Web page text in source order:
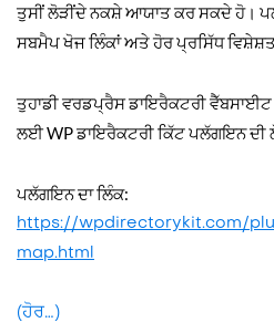
ਤੁਸੀਂ ਲੋੜੀਂਦੇ ਨਕਸ਼ੇ ਆਯਾਤ ਕਰ ਸਕਦੇ ਹੋ।
ਸਬਮੈਪ ਖੋਜ ਲਿੰਕਾਂ ਅਤੇ ਹੋਰ ਪ੍ਰਸਿੱਧ
ਤੁਹਾਡੀ ਵਰਡਪ੍ਰੈਸ ਡਾਇਰੈਕਟਰੀ
ਲਈ WP ਡਾਇਰੈਕਟਰੀ ਕਿੱਟ ਪਲੱਗਇਨ ਦੀ
ਪਲੱਗਇਨ ਦਾ ਲਿੰਕ:
https://wpdirectorykit.com/
map.html
(ਹੋਰ…)